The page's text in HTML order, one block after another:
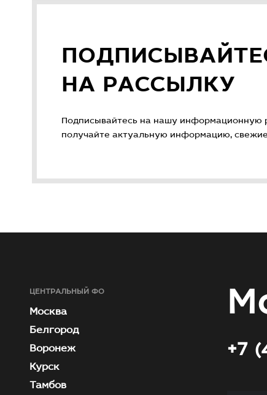
НА РАССЫЛКУ
Подписывайтесь на нашу информационную
получайте актуальную информацию,
ЦЕНТРАЛЬНЫЙ ФО
Москва
Белгород
Воронеж
Курск
Тамбов
+7